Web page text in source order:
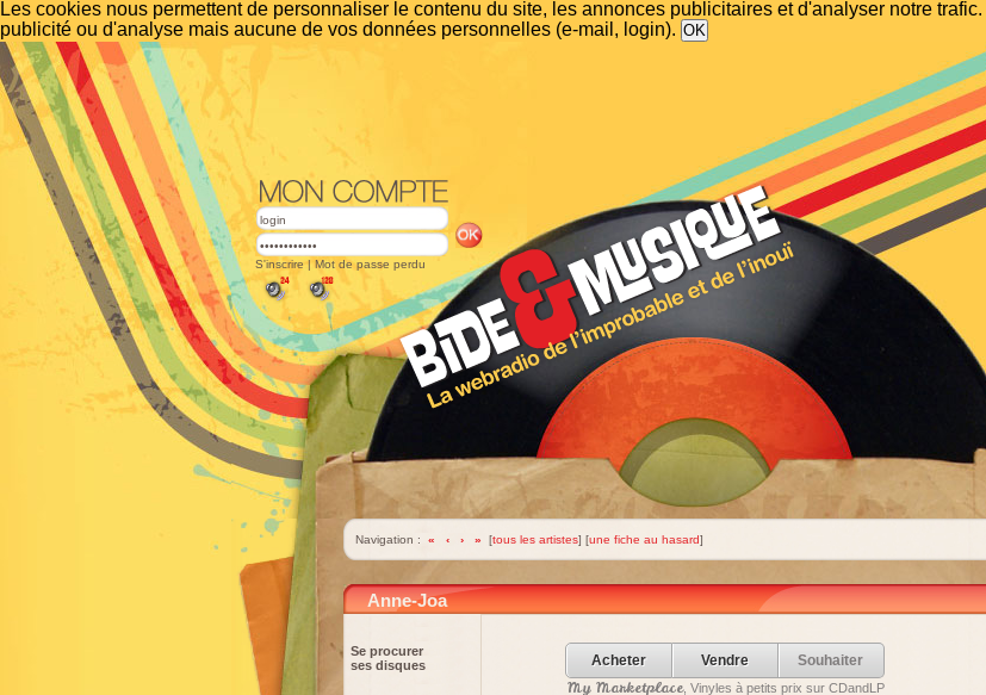
Les cookies nous permettent de personnaliser le contenu du site, les annonces publicitaires et d'analyser notre
publicité ou d'analyse mais aucune de vos données personnelles (e-mail, login).
S'inscrire | Mot de passe perdu
Navigation : « ‹ › » [tous les artistes] [une fiche au hasard]
Anne-Joa
Se procurer
ses disques
Acheter Vendre Souhaiter
My Marketplace, Vinyles à petits prix sur CDandLP